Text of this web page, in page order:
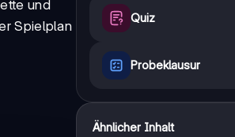
und
Spielplan
Quiz
Probeklausur
Ähnlicher Inhalt